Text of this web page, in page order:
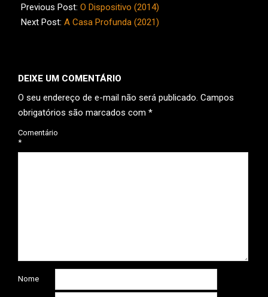
01-
09
Previous Post: O Dispositivo (2014)
Next Post: A Casa Profunda (2021)
DEIXE UM COMENTÁRIO
O seu endereço de e-mail não será publicado. Campos
obrigatórios são marcados com *
Comentário
*
Nome